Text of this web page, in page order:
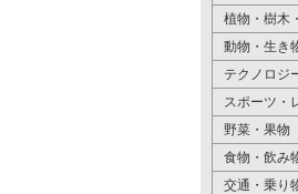
植物・樹木
動物・生き
テクノロジ
スポーツ・
野菜・果物
食物・飲み
交通・乗り